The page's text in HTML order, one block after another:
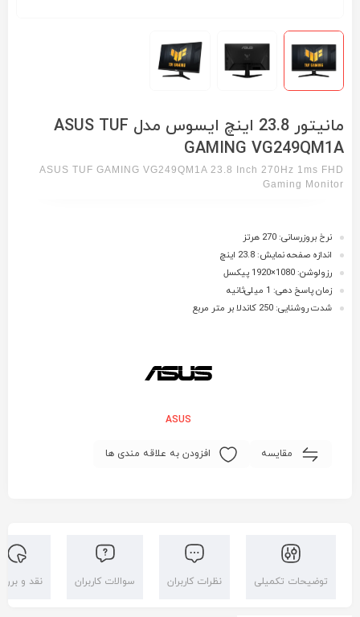
مانیتور 23.8 اینچ ایسوس مدل ASUS TUF
GAMING VG249QM1A
ASUS TUF GAMING VG249QM1A 23.8 Inch 270Hz 1ms FHD
Gaming Monitor
نرخ بروزرسانی: 270 هرتز
اندازه صفحه نمایش: 23.8 اینچ
رزولوشن: 1080×1920 پیکسل
زمان پاسخ دهی: 1 میلی‌ثانیه
شدت روشنایی: 250 کاندلا بر متر مربع
ASUS
مقایسه افزودن به علاقه مندی ها
توضیحات تکمیلی نظرات کاربران سوالات کاربران نقد و